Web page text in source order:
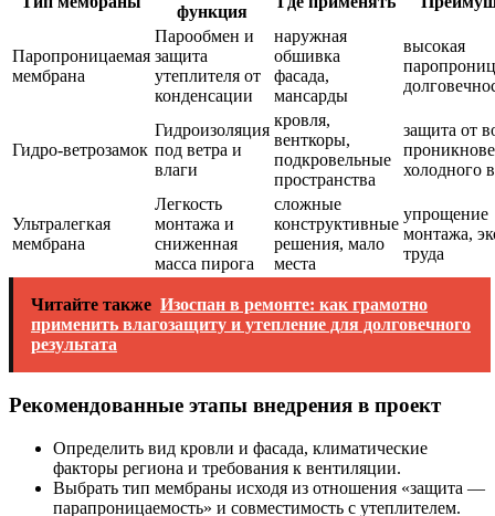
функция
Паропроницаемая
мембрана
Парообмен и
защита
утеплителя от
конденсации
наружная
обшивка
фасада,
мансарды
высокая
Гидро-ветрозамок
Гидроизоляция
под ветра и
влаги
кровля,
венткоры,
подкровельные
пространства
защита от
холодного
Ультралегкая
мембрана
Легкость
монтажа и
сниженная
масса пирога
сложные
конструктивные
решения, мало
места
упрощение
монтажа,
труда
Читайте также Изоспан в ремонте: как грамотно
применить влагозащиту и утепление для долговечного
результата
Рекомендованные этапы внедрения в проект
Определить вид кровли и фасада, климатические
факторы региона и требования к вентиляции.
Выбрать тип мембраны исходя из отношения «защита —
парапроницаемость» и совместимость с утеплителем.